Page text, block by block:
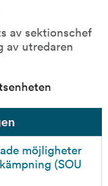
av sektionschef
av utredaren
möjligheter
(SOU